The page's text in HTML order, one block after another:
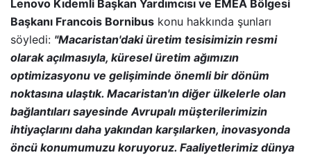
Lenovo Kıdemli Başkan Yardımcısı ve EMEA Bölgesi
Başkanı Francois Bornibus konu hakkında şunları
söyledi: "Macaristan'daki üretim tesisimizin resmi
olarak açılmasıyla, küresel üretim ağımızın
optimizasyonu ve gelişiminde önemli bir dönüm
noktasına ulaştık. Macaristan'ın diğer ülkelerle olan
bağlantıları sayesinde Avrupalı müşterilerimizin
ihtiyaçlarını daha yakından karşılarken, inovasyonda
öncü konumumuzu koruyoruz. Faaliyetlerimiz dünya